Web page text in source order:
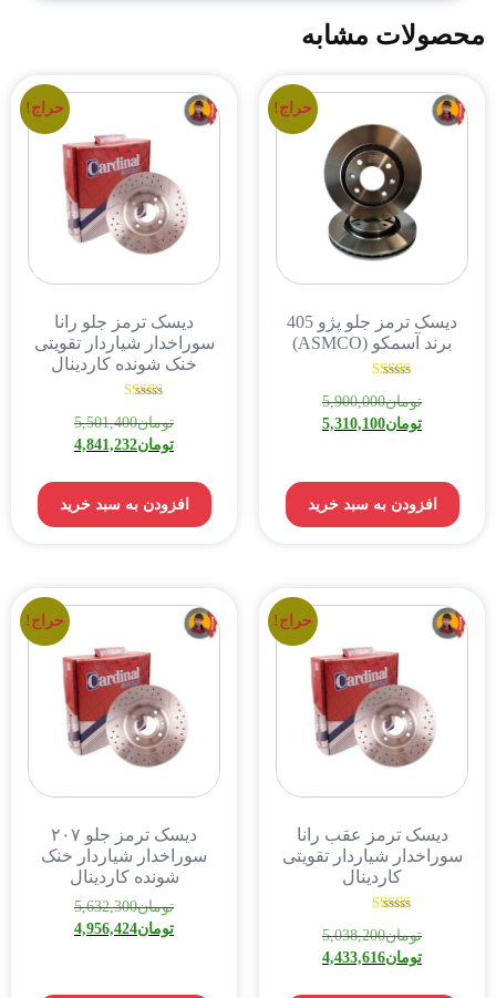
محصولات مشابه
حراج!
دیسک ترمز جلو پژو 405
برند آسمکو (ASMCO)
5.00
از 5
تومان5,900,000
تومان5,310,100
افزودن به سبد خرید
حراج!
دیسک ترمز جلو رانا
سوراخدار شیاردار تقویتی
خنک شونده کاردینال
5.00
از 5
تومان5,501,400
تومان4,841,232
افزودن به سبد خرید
حراج!
دیسک ترمز عقب رانا
سوراخدار شیاردار تقویتی
کاردینال
5.00
از 5
تومان5,038,200
تومان4,433,616
حراج!
دیسک ترمز جلو ۲۰۷
سوراخدار شیاردار خنک
شونده کاردینال
تومان5,632,300
تومان4,956,424